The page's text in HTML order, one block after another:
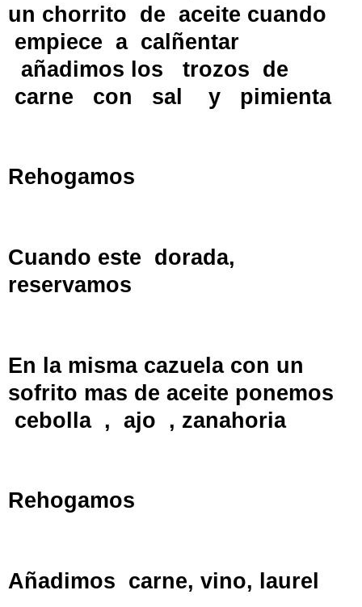
un chorrito de aceite cuando
empiece a calñentar
añadimos los
trozos de
carne
con sal y pimienta
Rehogamos
Cuando este dorada,
reservamos
En la misma cazuela con un
sofrito mas de aceite ponemos
cebolla , ajo , zanahoria
Rehogamos
Añadimos carne, vino, laurel